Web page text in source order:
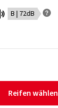
B | 72dB
Reifen wählen